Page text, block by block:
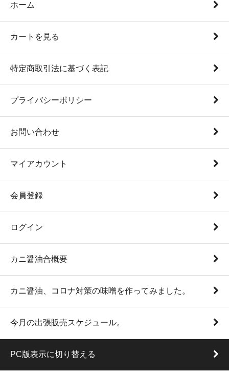
ホーム
カートを見る
特定商取引法に基づく表記
プライバシーポリシー
お問い合わせ
マイアカウント
会員登録
ログイン
カニ醤油合概要
カニ醤油、コロナ対策の味噌を作ってみました。
今月の出張販売スケジュール。
PC版表示に切り替える